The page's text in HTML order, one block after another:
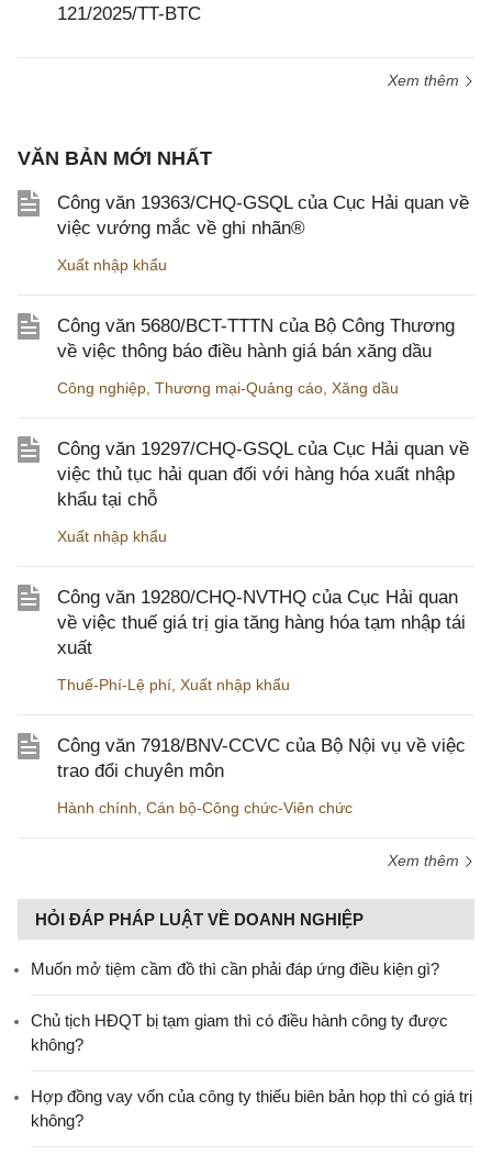
121/2025/TT-BTC
Xem thêm
VĂN BẢN MỚI NHẤT
Công văn 19363/CHQ-GSQL của Cục Hải quan về
việc vướng mắc về ghi nhãn®
Xuất nhập khẩu
Công văn 5680/BCT-TTTN của Bộ Công Thương
về việc thông báo điều hành giá bán xăng dầu
Công nghiệp Thương mại-Quảng cáo Xăng dầu
Công văn 19297/CHQ-GSQL của Cục Hải quan về
việc thủ tục hải quan đối với hàng hóa xuất nhập
khẩu tại chỗ
Xuất nhập khẩu
Công văn 19280/CHQ-NVTHQ của Cục Hải quan
về việc thuế giá trị gia tăng hàng hóa tạm nhập tái
xuất
Thuế-Phí-Lệ phí Xuất nhập khẩu
Công văn 7918/BNV-CCVC của Bộ Nội vụ về việc
trao đổi chuyên môn
Hành chính Cán bộ-Công chức-Viên chức
Xem thêm
HỎI ĐÁP PHÁP LUẬT VỀ DOANH NGHIỆP
Muốn mở tiệm cầm đồ thì cần phải đáp ứng điều kiện gì?
Chủ tịch HĐQT bị tạm giam thì có điều hành công ty được
không?
Hợp đồng vay vốn của công ty thiếu biên bản họp thì có giá trị
không?